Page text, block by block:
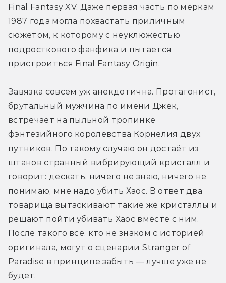
Final Fantasy XV. Даже первая часть по меркам
1987 года могла похвастать приличным
сюжетом, к которому с неуклюжестью
подросткового фанфика и пытается
пристроиться Final Fantasy Origin.
Завязка совсем уж анекдотична. Протагонист,
брутальный мужчина по имени Джек,
встречает на пыльной тропинке
фэнтезийного королевства Корнелия двух
путников. По такому случаю он достаёт из
штанов странный вибрирующий кристалл и
говорит: дескать, ничего не знаю, ничего не
понимаю, мне надо убить Хаос. В ответ два
товарища вытаскивают такие же кристаллы и
решают пойти убивать Хаос вместе с ним.
После такого все, кто не знаком с историей
оригинала, могут о сценарии Stranger of
Paradise в принципе забыть — лучше уже не
будет.